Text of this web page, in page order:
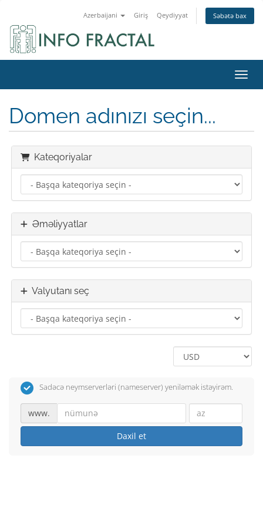
Azerbaijani Giriş Qeydiyyat Səbətə bax
Domen adınızı seçin...
Kateqoriyalar
Əməliyyatlar
Valyutanı seç
Sadəcə neymserverləri (nameserver) yeniləmək istəyirəm.
www.
Daxil et